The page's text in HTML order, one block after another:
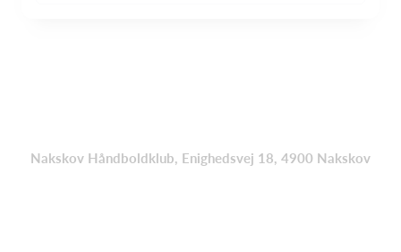
Nakskov Håndboldklub, Enighedsvej 18, 4900 Nakskov